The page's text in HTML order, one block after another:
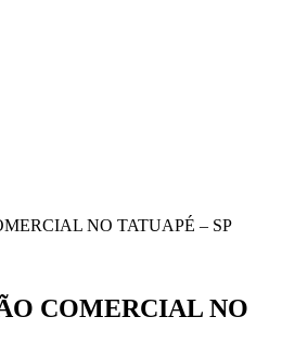
COMERCIAL NO